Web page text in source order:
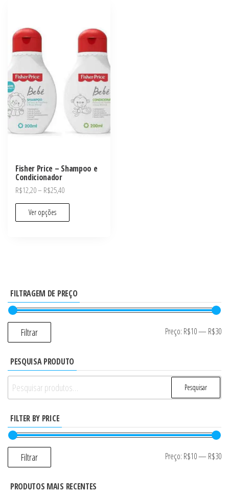
Fisher Price – Shampoo e
Condicionador
R$12,20– R$25,40
Ver opções
FILTRAGEM DE PREÇO
Filtrar Preço: R$10— R$30
PESQUISA PRODUTO
Pesquisar
por:
Pesquisar
FILTER BY PRICE
Filtrar Preço: R$10— R$30
PRODUTOS MAIS RECENTES